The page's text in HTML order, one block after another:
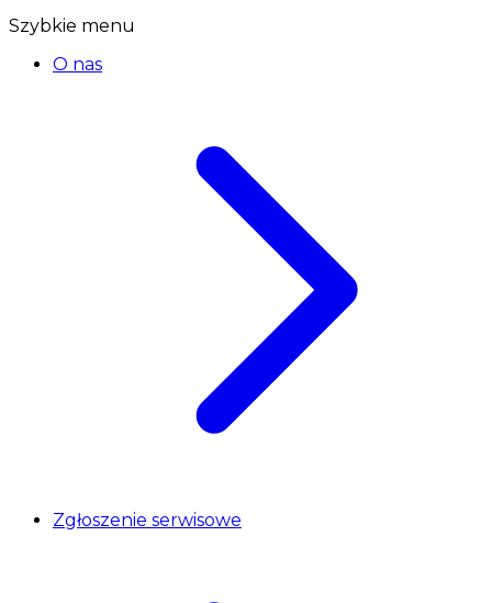
Szybkie menu
O nas
Zgłoszenie serwisowe